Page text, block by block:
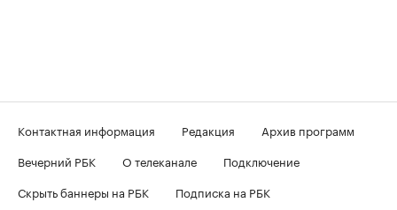
Контактная информация Редакция
Архив программ
Вечерний РБК
О телеканале
Подключение
Скрыть баннеры на РБК
Подписка на РБК